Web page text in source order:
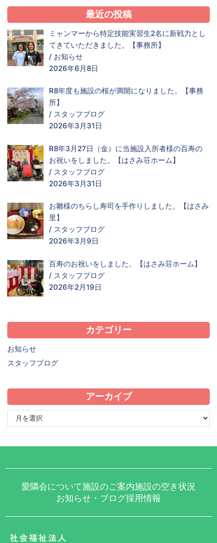
最近の投稿
ミャンマーから特定技能実習生2名に新戦力とし
てきていただきました。【事務所】
/ お知らせ
2026年6月8日
R8年度も施設の桜が満開になりました。【事務
所】
/ スタッフブログ
2026年3月31日
R8年3月27日（金）に当施設入所者様の百寿の
お祝いをしました。【はさみ荘ホーム】
/ スタッフブログ
2026年3月31日
お雛様のちらし寿司を手作りしました。【はさみ
里】
/ スタッフブログ
2026年3月9日
百寿のお祝いをしました。【はさみ荘ホーム】
/ スタッフブログ
2026年2月19日
カテゴリー
お知らせ
スタッフブログ
アーカイブ
愛隣会について施設のご案内施設の空き状況
お知らせ・ブログ採用情報